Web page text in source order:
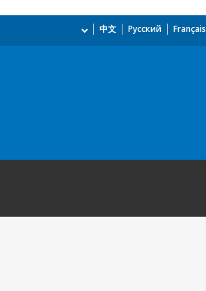
Français
Русский
中文